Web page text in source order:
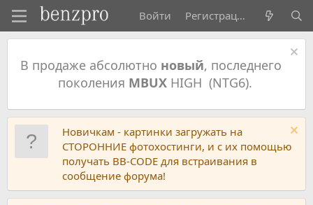
Войти Регистрация
В продаже абсолютно новый, последнего
поколения MBUXHIGH (NTG6).
Новичкам - картинки загружать на
СТОРОННИЕ фотохостинги, и с их помощью
получать BB-CODE для встраивания в
сообщение форума!